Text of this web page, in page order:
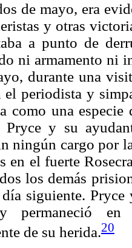
de mayo, era
y otras
a punto de
ni armamento ni
durante una
el periodista y
como una
Pryce y su
ningún cargo por
en el fuerte
los demás
siguiente.
permaneció
de su herida.20